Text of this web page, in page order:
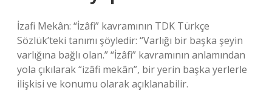
İzafi Mekân: “İzâfi” kavramının TDK Türkçe
Sözlük’teki tanımı şöyledir: “Varlığı bir başka şeyin
varlığına bağlı olan.” “İzâfi” kavramının anlamından
yola çıkılarak “izâfi mekân”, bir yerin başka yerlerle
ilişkisi ve konumu olarak açıklanabilir.